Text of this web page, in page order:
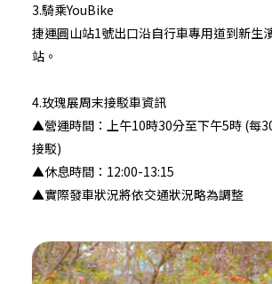
3.騎乘YouBike
捷運圓山站1號出口沿自行車專用道到新生
站。
4.玫瑰展周末接駁車資訊
▲營運時間：上午10時30分至下午5時 (每
接駁)
▲休息時間：12:00-13:15
▲實際發車狀況將依交通狀況略為調整